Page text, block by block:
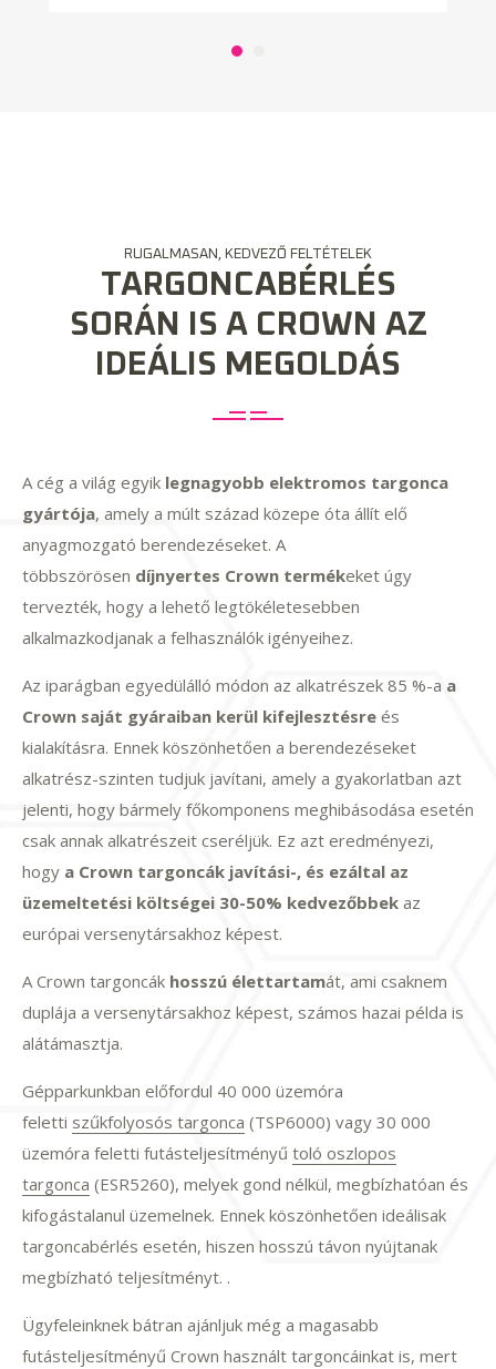
RUGALMASAN, KEDVEZŐ FELTÉTELEK
TARGONCABÉRLÉS
SORÁN IS A CROWN AZ
IDEÁLIS MEGOLDÁS
A cég a világ egyik legnagyobb elektromos targonca
gyártója, amely a múlt század közepe óta állít elő
anyagmozgató berendezéseket. A
többszörösen díjnyertes Crown termékeket úgy
tervezték, hogy a lehető legtökéletesebben
alkalmazkodjanak a felhasználók igényeihez.
Az iparágban egyedülálló módon az alkatrészek 85 %-a a
Crown saját gyáraiban kerül kifejlesztésre és
kialakításra. Ennek köszönhetően a berendezéseket
alkatrész-szinten tudjuk javítani, amely a gyakorlatban azt
jelenti, hogy bármely főkomponens meghibásodása esetén
csak annak alkatrészeit cseréljük. Ez azt eredményezi,
hogy a Crown targoncák javítási-, és ezáltal az
üzemeltetési költségei 30-50% kedvezőbbek az
európai versenytársakhoz képest.
A Crown targoncák hosszú élettartamát, ami csaknem
duplája a versenytársakhoz képest, számos hazai példa is
alátámasztja.
Gépparkunkban előfordul 40 000 üzemóra
feletti szűkfolyosós targonca (TSP6000) vagy 30 000
üzemóra feletti futásteljesítményű toló oszlopos
targonca (ESR5260), melyek gond nélkül, megbízhatóan és
kifogástalanul üzemelnek. Ennek köszönhetően ideálisak
targoncabérlés esetén, hiszen hosszú távon nyújtanak
megbízható teljesítményt. .
Ügyfeleinknek bátran ajánljuk még a magasabb
futásteljesítményű Crown használt targoncáinkat is, mert